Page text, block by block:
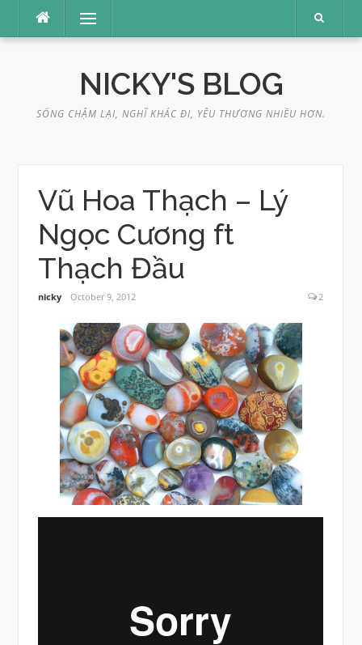
content
Menu
NICKY'S BLOG
SỐNG CHẬM LẠI, NGHĨ KHÁC ĐI, YÊU THƯƠNG NHIỀU HƠN.
Vũ Hoa Thạch – Lý
Ngọc Cương ft
Thạch Đầu
nicky October 9, 2012 2